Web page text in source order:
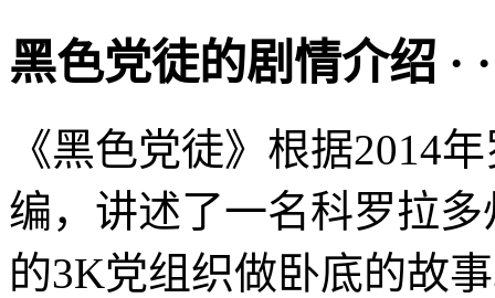
黑色党徒的剧情介绍 · ·
《黑色党徒》根据2014
编，讲述了一名科罗拉
的3K党组织做卧底的故